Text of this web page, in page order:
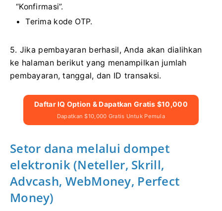
“Konfirmasi”.
Terima kode OTP.
5. Jika pembayaran berhasil, Anda akan dialihkan
ke halaman berikut yang menampilkan jumlah
pembayaran, tanggal, dan ID transaksi.
Daftar IQ Option & Dapatkan Gratis $10,000
Dapatkan $10,000 Gratis Untuk Pemula
Setor dana melalui dompet
elektronik (Neteller, Skrill,
Advcash, WebMoney, Perfect
Money)